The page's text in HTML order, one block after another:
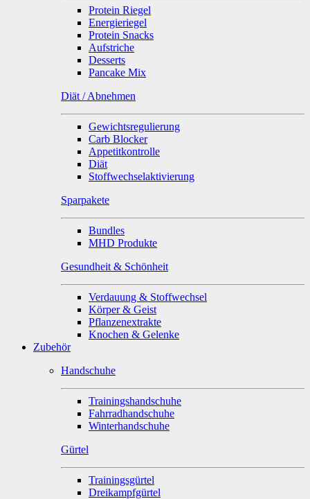
Protein Riegel
Energieriegel
Protein Snacks
Aufstriche
Desserts
Pancake Mix
Diät / Abnehmen
Gewichtsregulierung
Carb Blocker
Appetitkontrolle
Diät
Stoffwechselaktivierung
Sparpakete
Bundles
MHD Produkte
Gesundheit & Schönheit
Verdauung & Stoffwechsel
Körper & Geist
Pflanzenextrakte
Knochen & Gelenke
Zubehör
Handschuhe
Trainingshandschuhe
Fahrradhandschuhe
Winterhandschuhe
Gürtel
Trainingsgürtel
Dreikampfgürtel